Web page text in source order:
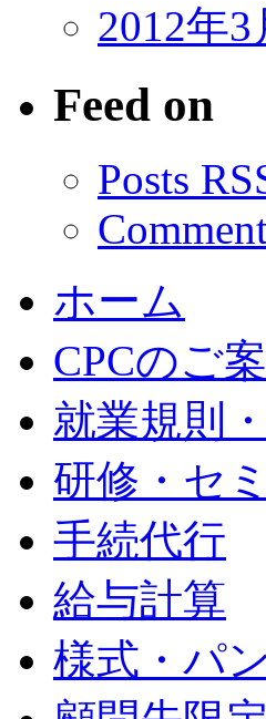
2012年3
Feed on
Posts
ホーム
CPCのご
就業規則
研修・セ
手続代行
給与計算
様式・パ